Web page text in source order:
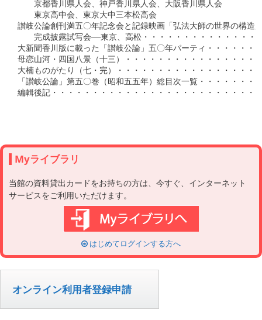
Myライブラリ
当館の資料貸出カードをお持ちの方は、今すぐ、インターネット
サービスをご利用いただけます。
はじめてログインする方へ
オンライン利用者登録申請